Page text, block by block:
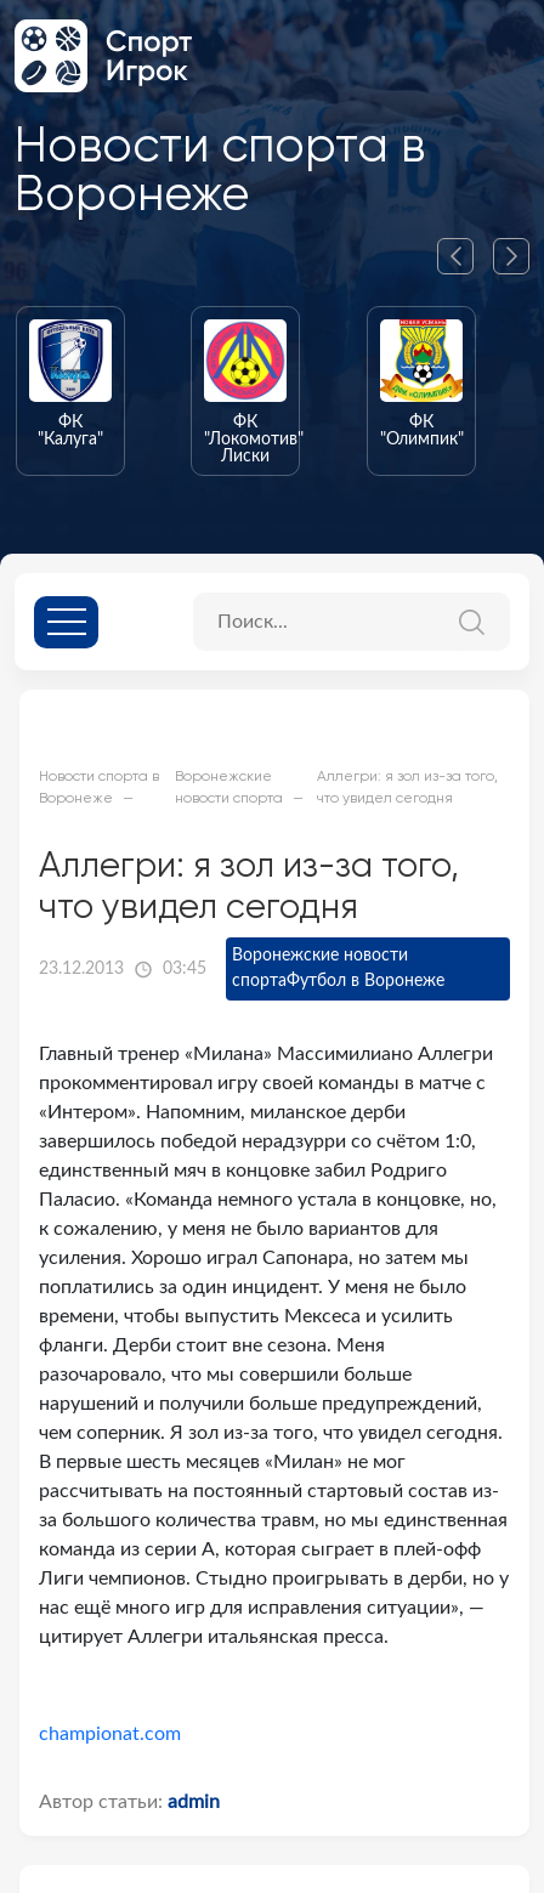
Новости спорта в
Воронеже
ФК
"Калуга"
ФК
"Локомотив"
Лиски
ФК
"Олимпик"
Новости спорта в
Воронеже
Воронежские
новости спорта
Аллегри: я зол из-за того,
что увидел сегодня
Аллегри: я зол из-за того,
что увидел сегодня
23.12.2013 03:45
Воронежские новости
спортаФутбол в Воронеже
Главный тренер «Милана» Массимилиано Аллегри
прокомментировал игру своей команды в матче с
«Интером». Напомним, миланское дерби
завершилось победой нерадзурри со счётом 1:0,
единственный мяч в концовке забил Родриго
Паласио. «Команда немного устала в концовке, но,
к сожалению, у меня не было вариантов для
усиления. Хорошо играл Сапонара, но затем мы
поплатились за один инцидент. У меня не было
времени, чтобы выпустить Мексеса и усилить
фланги. Дерби стоит вне сезона. Меня
разочаровало, что мы совершили больше
нарушений и получили больше предупреждений,
чем соперник. Я зол из-за того, что увидел сегодня.
В первые шесть месяцев «Милан» не мог
рассчитывать на постоянный стартовый состав из-
за большого количества травм, но мы единственная
команда из серии А, которая сыграет в плей-офф
Лиги чемпионов. Стыдно проигрывать в дерби, но у
нас ещё много игр для исправления ситуации», —
цитирует Аллегри итальянская пресса.
championat.com
Автор статьи: admin